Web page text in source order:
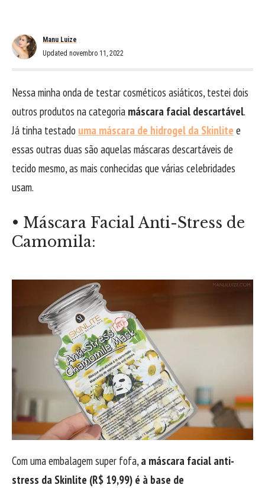
Manu Luize
Updated novembro 11, 2022
Nessa minha onda de testar cosméticos asiáticos, testei dois
outros produtos na categoria máscara facial descartável.
Já tinha testado uma máscara de hidrogel da Skinlite e
essas outras duas são aquelas máscaras descartáveis de
tecido mesmo, as mais conhecidas que várias celebridades
usam.
• Máscara Facial Anti-Stress de
Camomila:
Com uma embalagem super fofa, a máscara facial anti-
stress da Skinlite (R$ 19,99) é à base de